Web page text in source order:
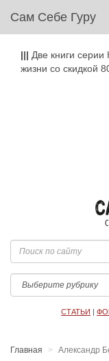
Сам Себе Гуру
||| Две книги
жизни со скидкой
СТАТЬИ |
Главная Александр